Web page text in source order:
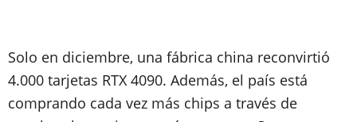
Solo en diciembre, una fábrica china reconvirtió
4.000 tarjetas RTX 4090. Además, el país está
comprando cada vez más chips a través de